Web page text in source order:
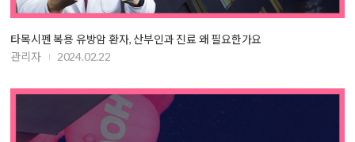
타목시펜 복용 유방암 환자, 산부인과 진료 왜 필요한가요
관리자
2024.02.22